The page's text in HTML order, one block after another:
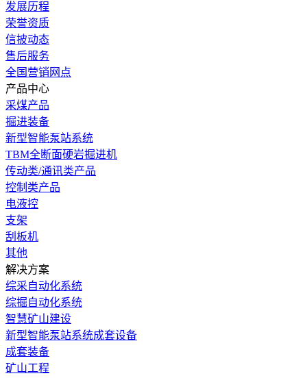
发展历程
荣誉资质
信披动态
售后服务
全国营销网点
产品中心
采煤产品
掘进装备
新型智能泵站系统
TBM全断面硬岩掘进机
传动类/通讯类产品
控制类产品
电液控
支架
刮板机
其他
解决方案
综采自动化系统
综掘自动化系统
智慧矿山建设
新型智能泵站系统成套设备
成套装备
矿山工程